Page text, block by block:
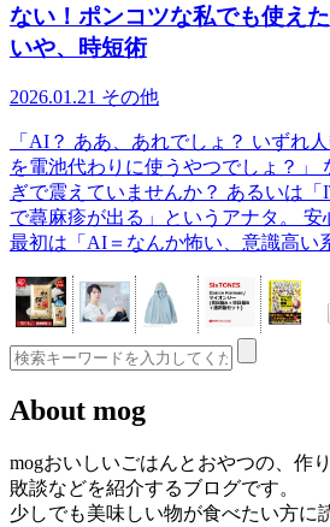
ない！ポンコツな私でも使え
いや、時短術
2026.01.21 その他
「AI？ ああ、あれでしょ？ いずれ
を電池代わりに使うやつでしょ？」
ぎで震えていませんか？ あるいは
で蕁麻疹が出る」というアナタ。 安
最初は「AI＝なんか怖い、意識高い
About mog
mogおいしいごはんとおやつの、作
敗談などを紹介するブログです。
少しでも美味しい物が食べたい方に